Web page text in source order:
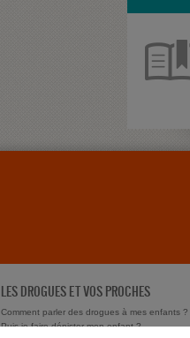
LES DROGUES ET VOS PROCHES
Comment parler des drogues à mes enfants ?
Puis-je faire dépister mon enfant ?